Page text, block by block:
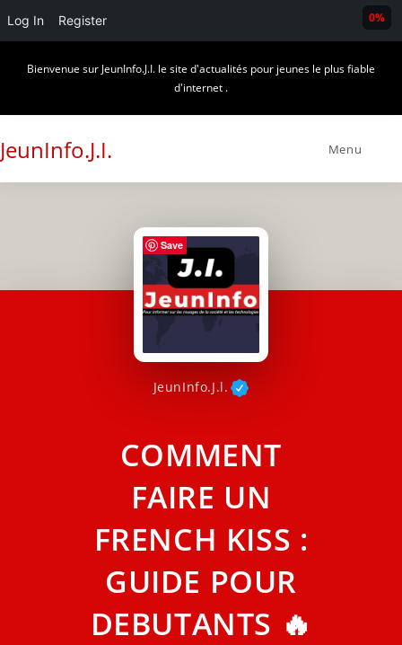
Log In Register
Bienvenue sur JeunInfo.J.I. le site d'actualités pour jeunes le plus fiable
d'internet .
JeunInfo.J.I. Menu
JeunInfo.J.l.
COMMENT
FAIRE UN
FRENCH KISS :
GUIDE POUR
DEBUTANTS 🔥
0%
Save